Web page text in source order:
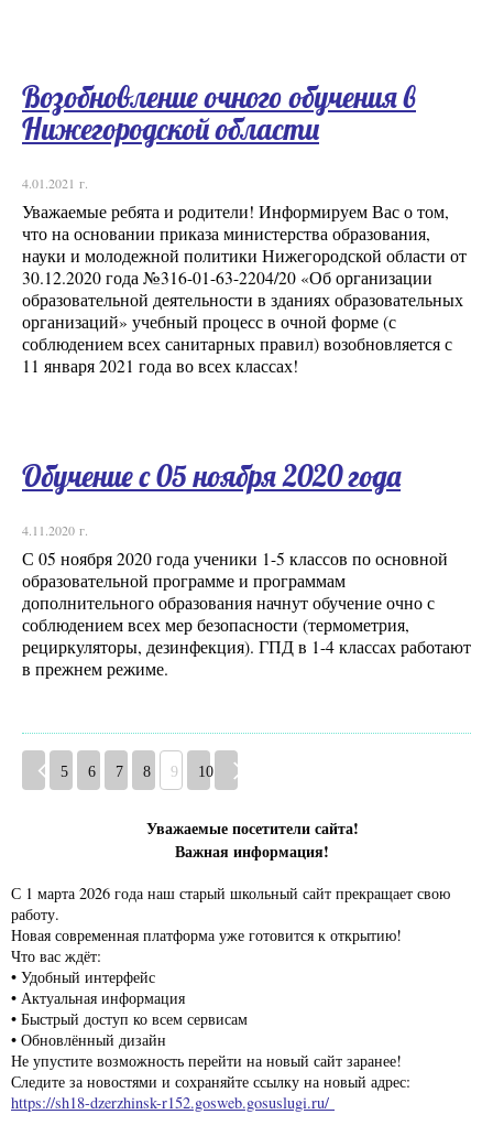
Возобновление очного обучения в
Нижегородской области
4.01.2021 г.
Уважаемые ребята и родители! Информируем Вас о том,
что на основании приказа министерства образования,
науки и молодежной политики Нижегородской области от
30.12.2020 года №316-01-63-2204/20 «Об организации
образовательной деятельности в зданиях образовательных
организаций» учебный процесс в очной форме (с
соблюдением всех санитарных правил) возобновляется с
11 января 2021 года во всех классах!
Обучение с 05 ноября 2020 года
4.11.2020 г.
С 05 ноября 2020 года ученики 1-5 классов по основной
образовательной программе и программам
дополнительного образования начнут обучение очно с
соблюдением всех мер безопасности (термометрия,
рециркуляторы, дезинфекция). ГПД в 1-4 классах работают
в прежнем режиме.
5 6 7 8 9 10
Уважаемые посетители сайта!
Важная информация!
С 1 марта 2026 года наш старый школьный сайт прекращает свою
работу.
Новая современная платформа уже готовится к открытию!
Что вас ждёт:
• Удобный интерфейс
• Актуальная информация
• Быстрый доступ ко всем сервисам
• Обновлённый дизайн
Не упустите возможность перейти на новый сайт заранее!
Следите за новостями и сохраняйте ссылку на новый адрес:
https://sh18-dzerzhinsk-r152.gosweb.gosuslugi.ru/